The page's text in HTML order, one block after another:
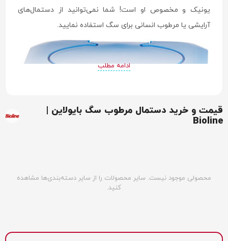
یونیک و مخصوص او است! شما نمی‌توانید از دستمال‌های
آرایشی یا مرطوب انسانی برای سگ استفاده نمایید.
دستمال مرطوب سگ چیست؟
دستمال مرطوب سگ محصولی بهداشتی است که برای تمیزی و
ادامه مطلب
قیمت و خرید دستمال مرطوب سگ بایولاین |
Bioline
محصولی موجود نیست. سایر محصولات را از سایر دسته‌بندی‌ها مشاهده
کنید.